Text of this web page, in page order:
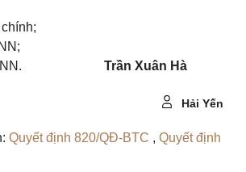
Trần Xuân Hà
Hải Yến
Quyết định 820/QĐ-BTC , Quyết định